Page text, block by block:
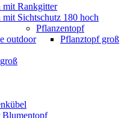
mit Rankgitter
mit Sichtschutz 180 hoch
outdoor
Pflanzentopf
Pflanztopf groß
Blumentopf